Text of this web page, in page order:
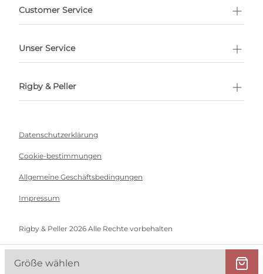
Größe wählen
buchen
Customer Service
Unser Service
Rigby & Peller
Datenschutzerklärung
Cookie-bestimmungen
Allgemeine Geschäftsbedingungen
Impressum
Rigby & Peller 2026 Alle Rechte vorbehalten